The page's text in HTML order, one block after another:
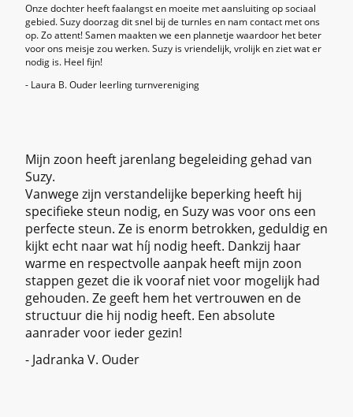
Onze dochter heeft faalangst en moeite met aansluiting op sociaal
gebied. Suzy doorzag dit snel bij de turnles en nam contact met ons
op. Zo attent! Samen maakten we een plannetje waardoor het beter
voor ons meisje zou werken. Suzy is vriendelijk, vrolijk en ziet wat er
nodig is. Heel fijn!
- Laura B. Ouder leerling turnvereniging
Mijn zoon heeft jarenlang begeleiding gehad van
Suzy.
Vanwege zijn verstandelijke beperking heeft hij
specifieke steun nodig, en Suzy was voor ons een
perfecte steun. Ze is enorm betrokken, geduldig en
kijkt echt naar wat híj nodig heeft. Dankzij haar
warme en respectvolle aanpak heeft mijn zoon
stappen gezet die ik vooraf niet voor mogelijk had
gehouden. Ze geeft hem het vertrouwen en de
structuur die hij nodig heeft. Een absolute
aanrader voor ieder gezin!
- Jadranka V. Ouder